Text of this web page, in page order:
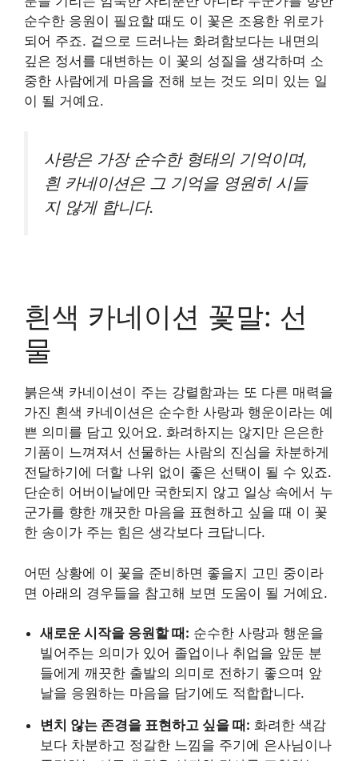
순수한 응원이 필요할 때도 이 꽃은 조용한 위로가
되어 주죠. 겉으로 드러나는 화려함보다는 내면의
깊은 정서를 대변하는 이 꽃의 성질을 생각하며 소
중한 사람에게 마음을 전해 보는 것도 의미 있는 일
이 될 거예요.
사랑은 가장 순수한 형태의 기억이며,
흰 카네이션은 그 기억을 영원히 시들
지 않게 합니다.
흰색 카네이션 꽃말: 선
물
붉은색 카네이션이 주는 강렬함과는 또 다른 매력을
가진 흰색 카네이션은 순수한 사랑과 행운이라는 예
쁜 의미를 담고 있어요. 화려하지는 않지만 은은한
기품이 느껴져서 선물하는 사람의 진심을 차분하게
전달하기에 더할 나위 없이 좋은 선택이 될 수 있죠.
단순히 어버이날에만 국한되지 않고 일상 속에서 누
군가를 향한 깨끗한 마음을 표현하고 싶을 때 이 꽃
한 송이가 주는 힘은 생각보다 크답니다.
어떤 상황에 이 꽃을 준비하면 좋을지 고민 중이라
면 아래의 경우들을 참고해 보면 도움이 될 거예요.
새로운 시작을 응원할 때: 순수한 사랑과 행운을
빌어주는 의미가 있어 졸업이나 취업을 앞둔 분
들에게 깨끗한 출발의 의미로 전하기 좋으며 앞
날을 응원하는 마음을 담기에도 적합합니다.
변치 않는 존경을 표현하고 싶을 때: 화려한 색감
보다 차분하고 정갈한 느낌을 주기에 은사님이나